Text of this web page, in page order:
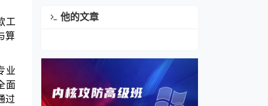
工
算
业
面
过
他的文章